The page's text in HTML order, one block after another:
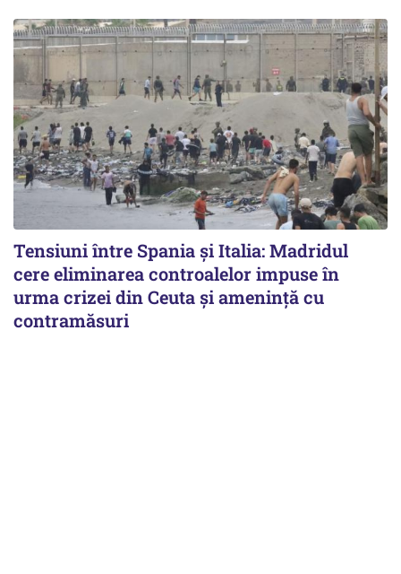
Tensiuni între Spania și Italia: Madridul
cere eliminarea controalelor impuse în
urma crizei din Ceuta și amenință cu
contramăsuri